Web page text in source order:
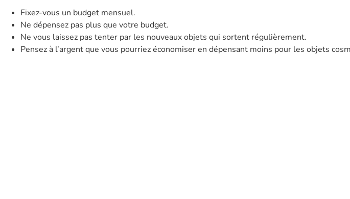
Fixez-vous un budget mensuel.
Ne dépensez pas plus que votre budget.
Ne vous laissez pas tenter par les nouveaux objets qui sortent régulièrement.
Pensez à l’argent que vous pourriez économiser en dépensant moins pour les objets